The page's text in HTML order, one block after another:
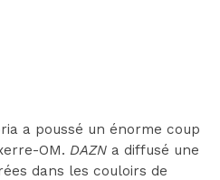
a poussé un énorme coup
OM. DAZN a diffusé une
dans les couloirs de